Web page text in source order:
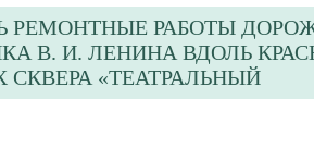
РЕМОНТНЫЕ РАБОТЫ
В. И. ЛЕНИНА ВДОЛЬ
СКВЕРА «ТЕАТРАЛЬНЫЙ